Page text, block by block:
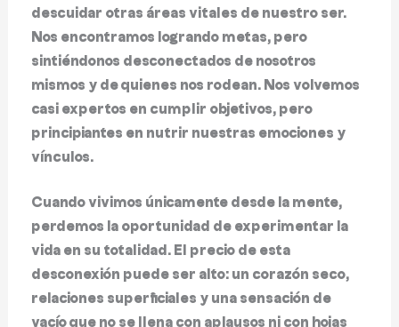
descuidar otras áreas vitales de nuestro ser.
Nos encontramos logrando metas, pero
sintiéndonos desconectados de nosotros
mismos y de quienes nos rodean. Nos volvemos
casi expertos en cumplir objetivos, pero
principiantes en nutrir nuestras emociones y
vínculos.
Cuando vivimos únicamente desde la mente,
perdemos la oportunidad de experimentar la
vida en su totalidad. El precio de esta
desconexión puede ser alto: un corazón seco,
relaciones superficiales y una sensación de
vacío que no se llena con aplausos ni con hojas